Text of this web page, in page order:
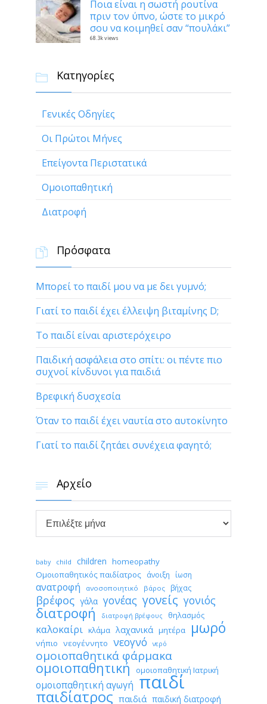
Ποια είναι η σωστή ρουτίνα
πριν τον ύπνο, ώστε το μικρό
σου να κοιμηθεί σαν “πουλάκι”
68.3k views
 Κατηγορίες
Γενικές Οδηγίες
Οι Πρώτοι Μήνες
Επείγοντα Περιστατικά
Ομοιοπαθητική
Διατροφή
 Πρόσφατα
Μπορεί το παιδί μου να με δει γυμνό;
Γιατί το παιδί έχει έλλειψη βιταμίνης D;
Το παιδί είναι αριστερόχειρο
Παιδική ασφάλεια στο σπίτι: οι πέντε πιο
συχνοί κίνδυνοι για παιδιά
Βρεφική δυσχεσία
Όταν το παιδί έχει ναυτία στο αυτοκίνητο
Γιατί το παιδί ζητάει συνέχεια φαγητό;
 Αρχείο
Αρχείο
baby child children homeopathy
Ομοιοπαθητικός παιδίατρος άνοιξη ίωση
ανατροφή ανοσοποιητικό βάρος βήχας
βρέφος γάλα γονέας γονείς γονιός
διατροφή διατροφή βρέφους θηλασμός
καλοκαίρι κλάμα λαχανικά μητέρα μωρό
νήπιο νεογέννητο νεογνό νερό
ομοιοπαθητικά φάρμακα
ομοιοπαθητική ομοιοπαθητική Ιατρική
ομοιοπαθητική αγωγή παιδί
παιδίατρος παιδιά παιδική διατροφή